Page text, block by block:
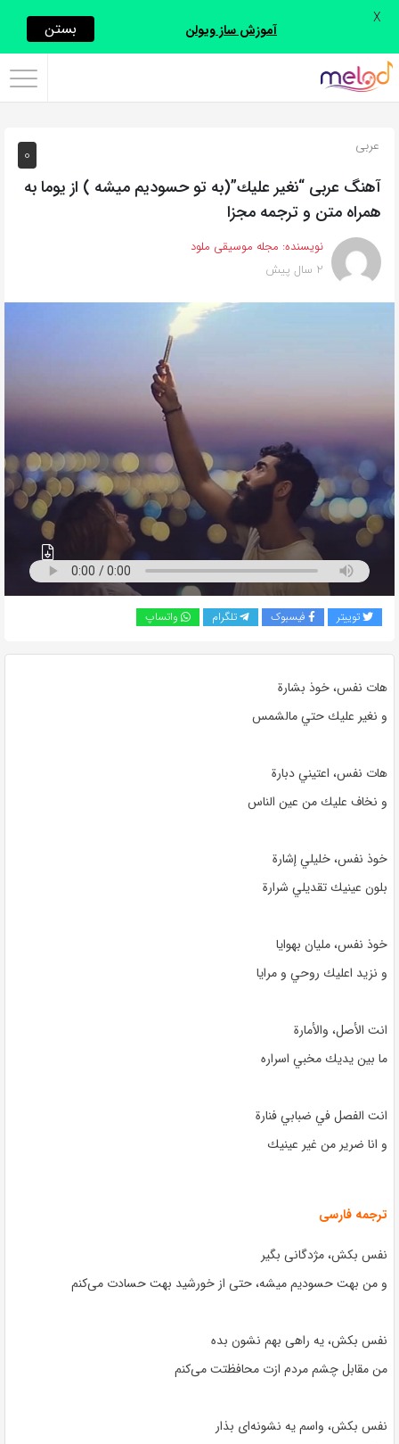
اشتراک
با
روش‌های
زیر
این
صفحه
را
بگذارید.
کپی
لینک
0 عربی
آهنگ عربی “نغير عليك”(به تو حسودیم میشه ) از یوما به
همراه متن و ترجمه مجزا
نویسنده: مجله موسیقی ملود
2 سال پیش
توییتر فیسبوک تلگرام واتساپ
هات نفس، خوذ بشارة
و نغير عليك حتي مالشمس
هات نفس، اعتيني دبارة
و نخاف عليك من عين الناس
خوذ نفس، خليلي إشارة
بلون عينيك تقديلي شرارة
خوذ نفس، مليان بهوايا
و نزيد اعليك روحي و مرايا
انت الأصل، والأمارة
ما بين يديك مخبي اسراره
انت الفصل في ضبابي فنارة
و انا ضرير من غير عينيك
ترجمه فارسی
نفس بکش، مژدگانی بگیر
و من بهت حسودیم میشه، حتی از خورشید بهت حسادت می‌کنم
نفس بکش، یه راهی بهم نشون بده
من مقابل چشم مردم ازت محافظتت می‌کنم
نفس بکش، واسم یه نشونه‌ای بذار
آموزش ساز ویولن بستن X